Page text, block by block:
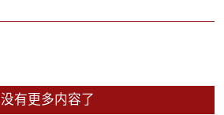
没有更多内容了